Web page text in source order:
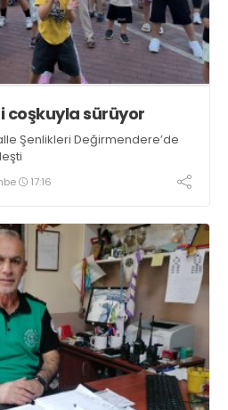
coşkuyla sürüyor
Şenlikleri Değirmendere’de
17:16